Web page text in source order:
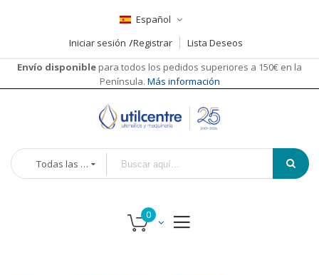
Español
Iniciar sesión
Registrar
Lista Deseos
Envío disponible para todos los pedidos superiores a 150€ en la
Península. Más información
Todas las categorías